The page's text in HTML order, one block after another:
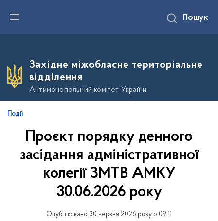
е
о
о
в
Пошук
Західне міжобласне територіальне
відділення
Антимонопольний комітет України
Події
Проєкт порядку денного
засідання адміністративної
колегії ЗМТВ АМКУ
30.06.2026 року
Опубліковано 30 червня 2026 року о 09:11